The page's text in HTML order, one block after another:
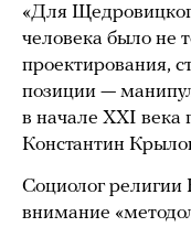
«Для
человека было не
проектирования,
позиции —
в начале XXI века
Константин
Социолог религии
внимание